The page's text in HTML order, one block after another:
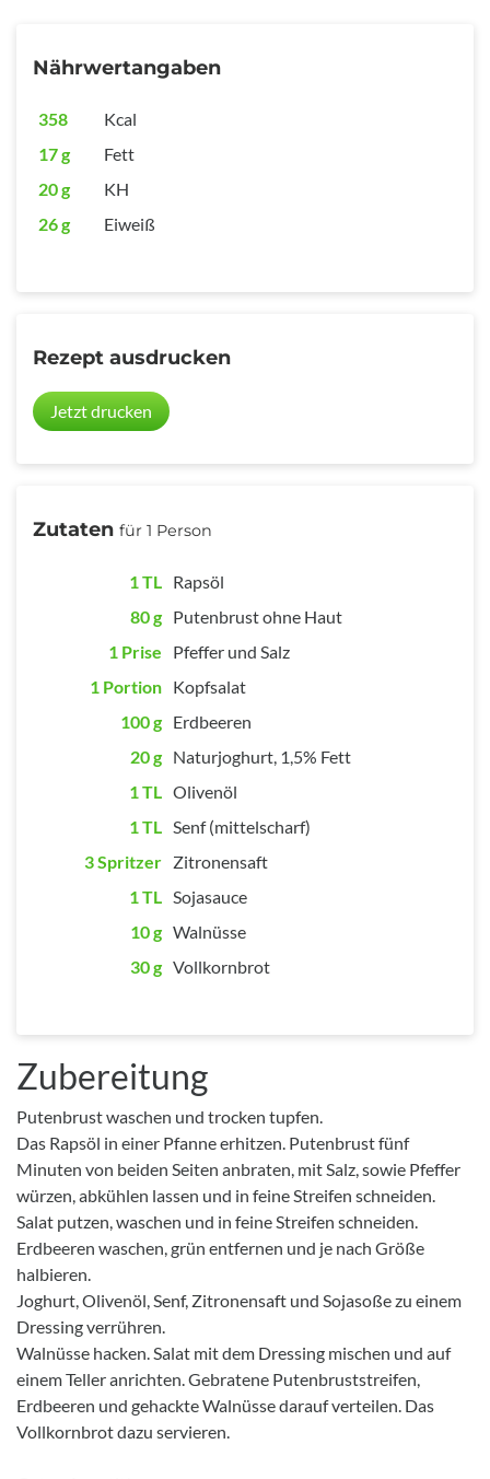
Nährwertangaben
358
Kcal
17 g
Fett
20 g
KH
26 g
Eiweiß
Rezept ausdrucken
Jetzt drucken
Zutaten für 1 Person
1 TL Rapsöl
80 g Putenbrust ohne Haut
1 Prise
Pfeffer und Salz
1 Portion Kopfsalat
100 g Erdbeeren
20 g Naturjoghurt, 1,5% Fett
1 TL Olivenöl
1 TL Senf (mittelscharf)
3 Spritzer Zitronensaft
1 TL Sojasauce
10 g Walnüsse
30 g Vollkornbrot
Zubereitung
Putenbrust waschen und trocken tupfen.
Das Rapsöl in einer Pfanne erhitzen. Putenbrust fünf
Minuten von beiden Seiten anbraten, mit Salz, sowie Pfeffer
würzen, abkühlen lassen und in feine Streifen schneiden.
Salat putzen, waschen und in feine Streifen schneiden.
Erdbeeren waschen, grün entfernen und je nach Größe
halbieren.
Joghurt, Olivenöl, Senf, Zitronensaft und Sojasoße zu einem
Dressing verrühren.
Walnüsse hacken. Salat mit dem Dressing mischen und auf
einem Teller anrichten. Gebratene Putenbruststreifen,
Erdbeeren und gehackte Walnüsse darauf verteilen. Das
Vollkornbrot dazu servieren.